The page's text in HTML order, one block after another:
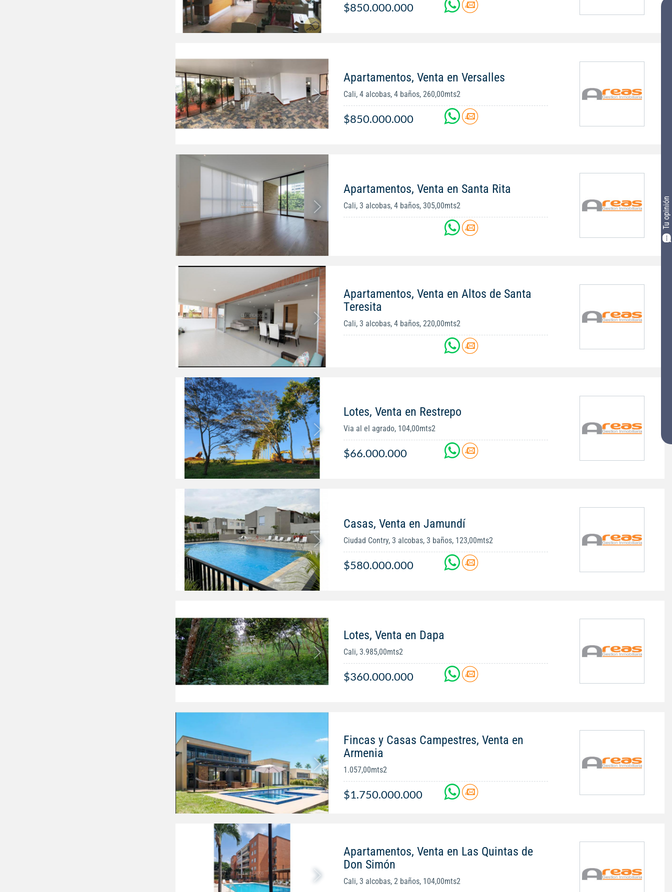
Tu opinión
$850.000.000
Apartamentos, Venta en Versalles
Cali, 4 alcobas, 4 baños, 260,00mts2
$850.000.000
Apartamentos, Venta en Santa Rita
Cali, 3 alcobas, 4 baños, 305,00mts2
Apartamentos, Venta en Altos de Santa
Teresita
Cali, 3 alcobas, 4 baños, 220,00mts2
Lotes, Venta en Restrepo
Via al el agrado, 104,00mts2
$66.000.000
Casas, Venta en Jamundí
Ciudad Contry, 3 alcobas, 3 baños, 123,00mts2
$580.000.000
Lotes, Venta en Dapa
Cali, 3.985,00mts2
$360.000.000
Fincas y Casas Campestres, Venta en
Armenia
1.057,00mts2
$1.750.000.000
Apartamentos, Venta en Las Quintas de
Don Simón
Cali, 3 alcobas, 2 baños, 104,00mts2